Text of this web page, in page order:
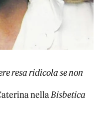
resa ridicola se non
nellaBisbetica